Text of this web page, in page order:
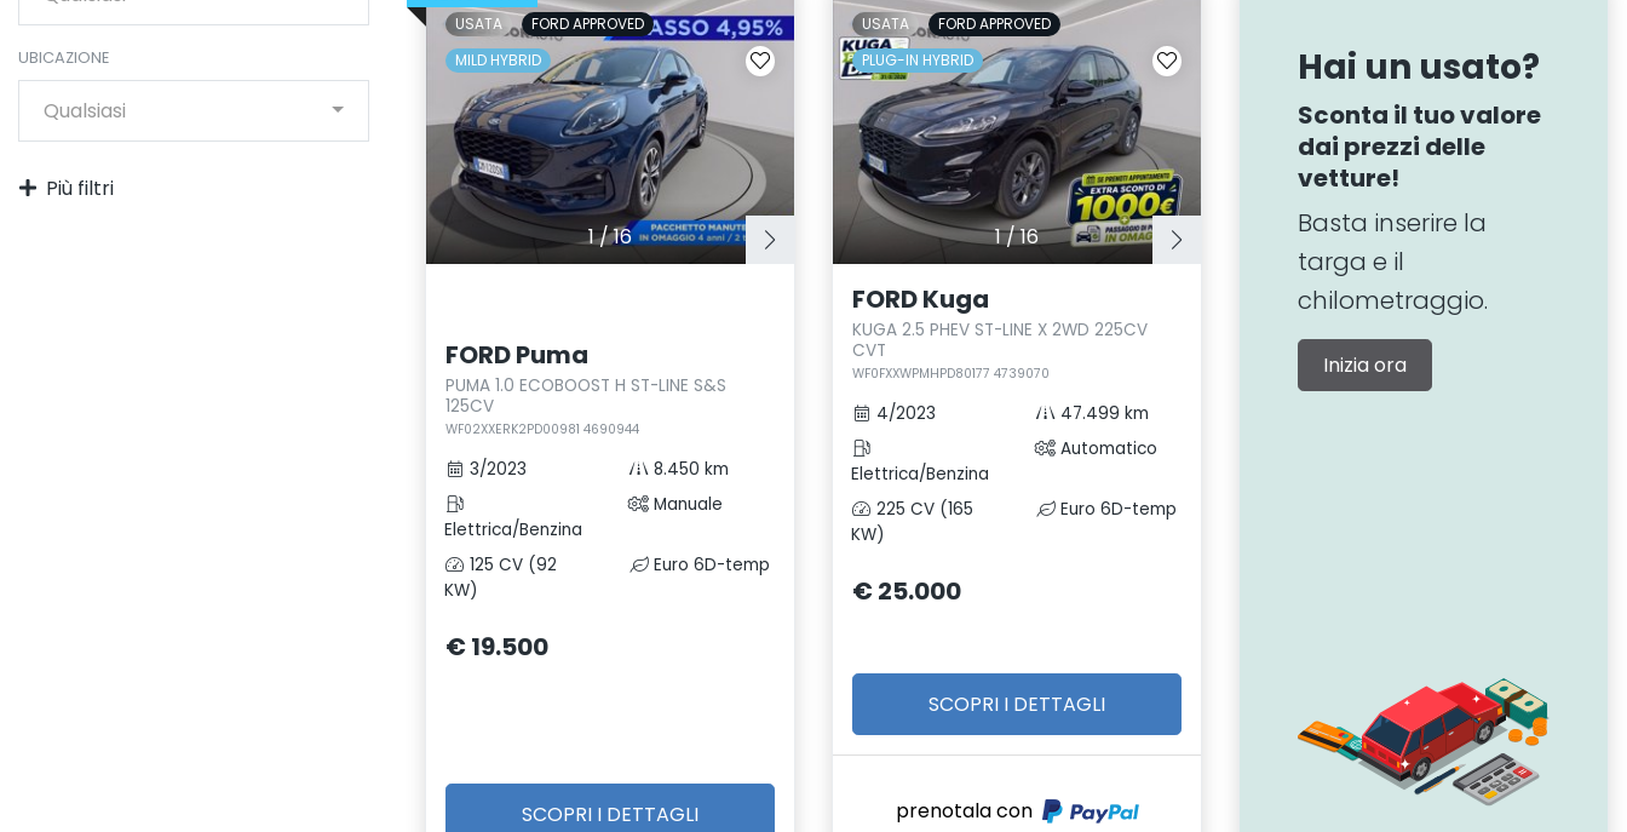
UBICAZIONE
Qualsiasi
Più filtri
1/16
USATA
FORD APPROVED
MILD HYBRID
FORD Puma
PUMA 1.0 ECOBOOST H ST-LINE S&S
125CV
WF02XXERK2PD00981 4690944
3/2023 8.450 km
Elettrica/Benzina
Manuale
125 CV (92
KW)
Euro 6D-temp
€ 19.500
SCOPRI I DETTAGLI
1/16
USATA
FORD APPROVED
PLUG-IN HYBRID
FORD Kuga
KUGA 2.5 PHEV ST-LINE X 2WD 225CV
CVT
WF0FXXWPMHPD80177 4739070
4/2023 47.499 km
Elettrica/Benzina
Automatico
225 CV (165
KW)
Euro 6D-temp
€ 25.000
SCOPRI I DETTAGLI
prenotala con
Hai un usato?
Sconta il tuo valore
dai prezzi delle
vetture!
Basta inserire la
targa e il
chilometraggio.
Inizia ora